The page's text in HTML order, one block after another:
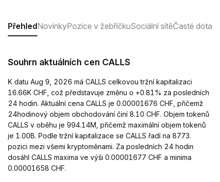
PřehledNovinkyPozice v žebříčkuSociální sítěČasté
Souhrn aktuálních cen CALLS
K datu Aug 9, 2026 má CALLS celkovou tržní kapitalizaci
16.66K CHF, což představuje změnu o +0.81% za posledních
24 hodin. Aktuální cena CALLS je 0.00001676 CHF, přičemž
24hodinový objem obchodování činí 8.10 CHF. Objem tokenů
CALLS v oběhu je 994.14M, přičemž maximální objem tokenů
je 1.00B. Podle tržní kapitalizace se CALLS řadí na 8773.
pozici mezi všemi kryptoměnami. Za posledních 24 hodin
dosáhl CALLS maxima ve výši 0.00001677 CHF a minima
0.00001658 CHF.